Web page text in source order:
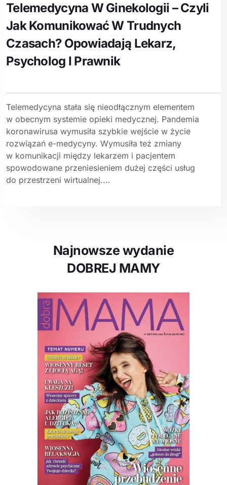
Telemedycyna W Ginekologii – Czyli
Jak Komunikować W Trudnych
Czasach? Opowiadają Lekarz,
Psycholog I Prawnik
Telemedycyna stała się nieodłącznym elementem
w obecnym systemie opieki medycznej. Pandemia
koronawirusa wymusiła szybkie wejście w życie
rozwiązań e-medycyny. Wymusiła też zmiany
w komunikacji między lekarzem i pacjentem
spowodowane przeniesieniem dużej części usług
do przestrzeni wirtualnej....
Najnowsze wydanie
DOBREJ MAMY